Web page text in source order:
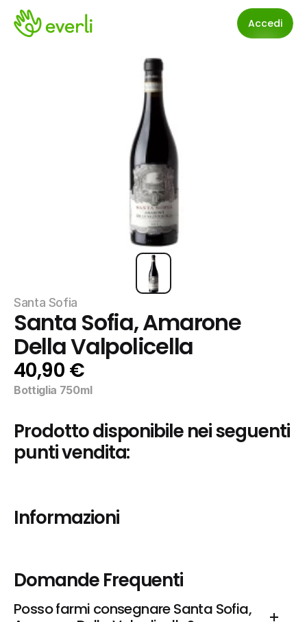
Accedi
Santa Sofia
Santa Sofia, Amarone
Della Valpolicella
40,90 €
Bottiglia 750ml
Prodotto disponibile nei seguenti
punti vendita:
Informazioni
Domande Frequenti
Posso farmi consegnare Santa Sofia,